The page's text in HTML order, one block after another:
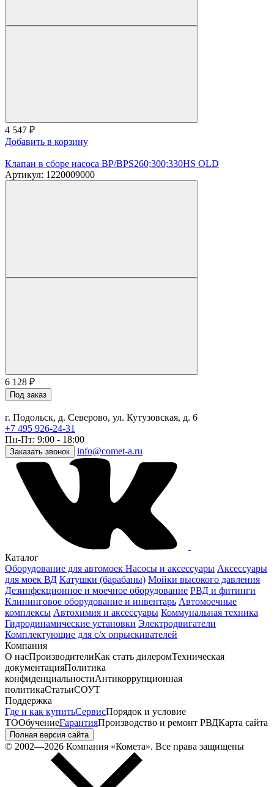
4 547 ₽
Добавить в корзину
Клапан в сборе насоса BP/BPS260;300;330HS OLD
Артикул: 1220009000
6 128 ₽
Под заказ
г. Подольск, д. Северово, ул. Кутузовская, д. 6
+7 495 926-24-31
Пн-Пт: 9:00 - 18:00
Заказать звонок info@comet-a.ru
Каталог
Оборудование для автомоек Насосы и аксессуары Аксессуары
для моек ВД Катушки (барабаны) Мойки высокого давления
Дезинфекционное и моечное оборудование РВД и фитинги
Клининговое оборудование и инвентарь Автомоечные
комплексы Автохимия и аксессуары Коммунальная техника
Гидродинамические установки Электродвигатели
Комплектующие для с/х опрыскивателей
Компания
О насПроизводителиКак стать дилеромТехническая
документацияПолитика
конфиденциальностиАнтикоррупционная
политикаСтатьиСОУТ
Поддержка
Где и как купитьСервисПорядок и условие
ТООбучениеГарантияПроизводство и ремонт РВДКарта сайта
Полная версия сайта
© 2002—2026 Компания «Комета». Все права защищены